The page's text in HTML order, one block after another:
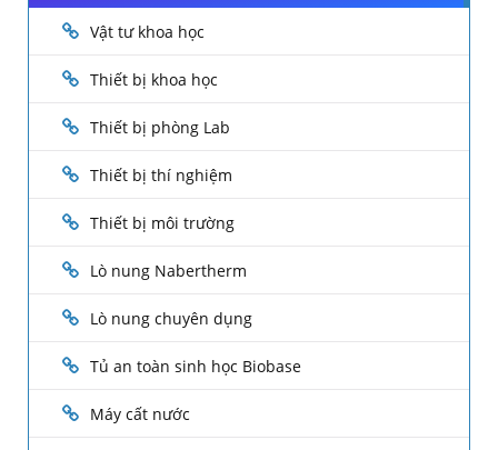
Vật tư khoa học
Thiết bị khoa học
Thiết bị phòng Lab
Thiết bị thí nghiệm
Thiết bị môi trường
Lò nung Nabertherm
Lò nung chuyên dụng
Tủ an toàn sinh học Biobase
Máy cất nước